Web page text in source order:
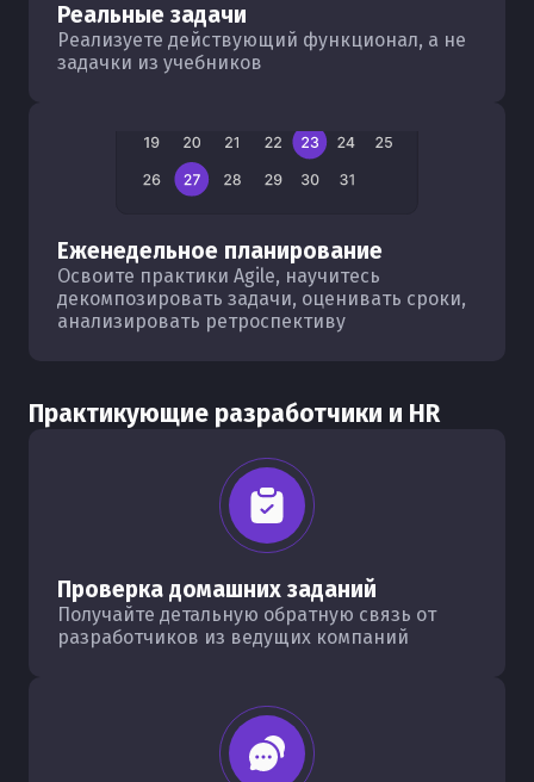
Реальные задачи
Реализуете действующий функционал, а не
задачки из учебников
Еженедельное планирование
Освоите практики Agile, научитесь
декомпозировать задачи, оценивать сроки,
анализировать ретроспективу
Практикующие разработчики и HR
Проверка домашних заданий
Получайте детальную обратную связь от
разработчиков из ведущих компаний